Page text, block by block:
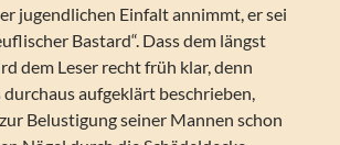
jugendlichen Einfalt annimmt, er sei
Bastard“. Dass dem längst
dem Leser recht früh klar, denn
aufgeklärt beschrieben,
Belustigung seiner Mannen schon